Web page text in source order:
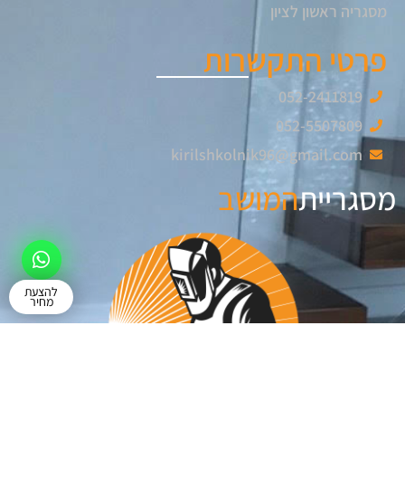
מסגריה ראשון לציון
פרטי התקשרות
052-2411819
052-5507809
kirilshkolnik96@gmail.com
מסגרייתהמושב
להצעת
מחיר